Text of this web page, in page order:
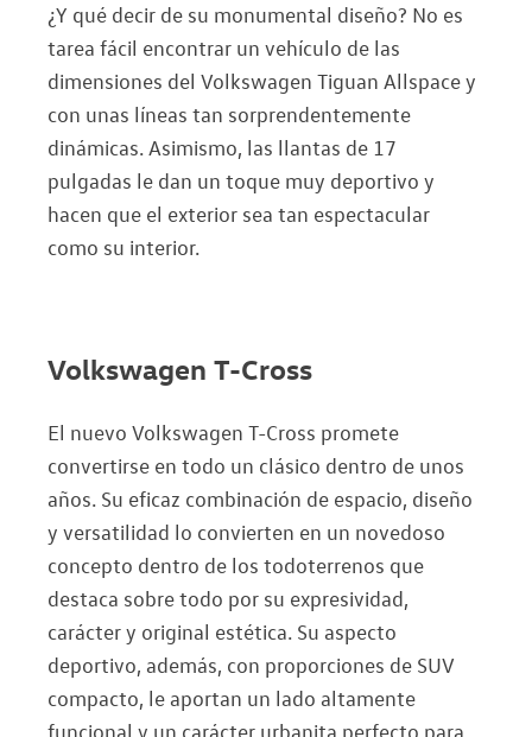
¿Y qué decir de su monumental diseño? No es
tarea fácil encontrar un vehículo de las
dimensiones del Volkswagen Tiguan Allspace y
con unas líneas tan sorprendentemente
dinámicas. Asimismo, las llantas de 17
pulgadas le dan un toque muy deportivo y
hacen que el exterior sea tan espectacular
como su interior.
Volkswagen T-Cross
El nuevo Volkswagen T-Cross promete
convertirse en todo un clásico dentro de unos
años. Su eficaz combinación de espacio, diseño
y versatilidad lo convierten en un novedoso
concepto dentro de los todoterrenos que
destaca sobre todo por su expresividad,
carácter y original estética. Su aspecto
deportivo, además, con proporciones de SUV
compacto, le aportan un lado altamente
funcional y un carácter urbanita perfecto para